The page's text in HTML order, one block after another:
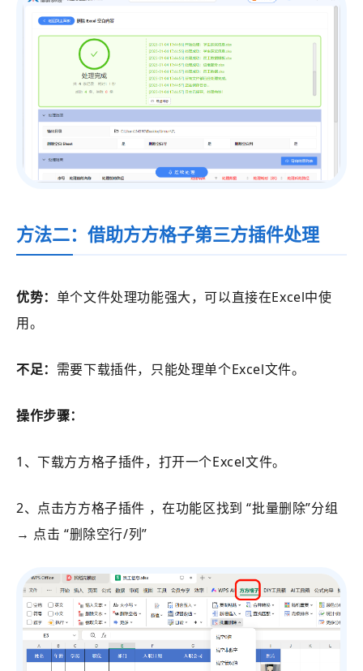
方法二：借助方方格子第三方插件处理
优势： 单个文件处理功能强大，可以直接在Excel中使
用。
不足： 需要下载插件，只能处理单个Excel文件。
操作步骤：
1、下载方方格子插件，打开一个Excel文件。
2、点击方方格子插件 ，在功能区找到 “批量删除”分组
→ 点击 “删除空行/列”